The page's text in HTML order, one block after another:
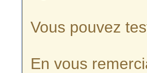
Vous pouvez
En vous